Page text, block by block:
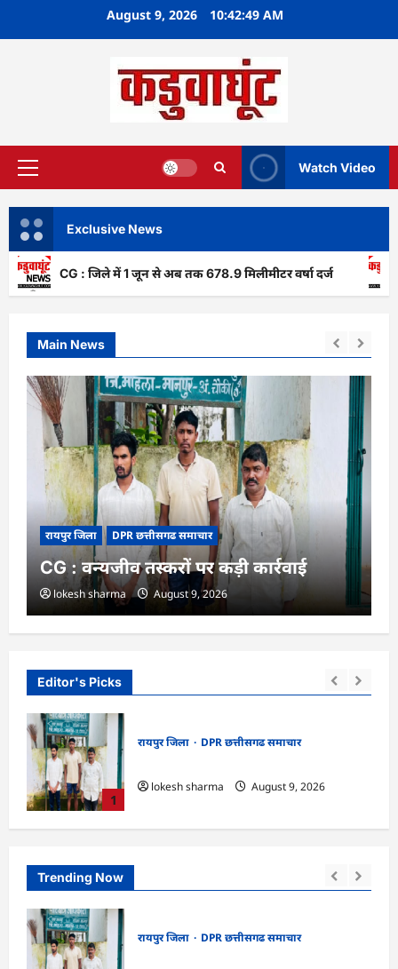
August 9, 2026 10:42:51 AM
Primary
Watch Video
Exclusive News
CG : जिले में 1 जून से अब तक 678.9 मिलीमीटर वर्षा दर्ज CG :
Editor's Picks
1
रायपुर जिला
DPR छत्तीसगढ समाचार
lokesh sharma
August 9, 2026
Main News
रायपुर जिला DPR छत्तीसगढ समाचार
CG : वन्यजीव तस्करों पर कड़ी कार्रवाई
lokesh sharma August 9, 2026
Trending Now
CG : जिले में 1 जून से अब तक 678.9 मिलीमीटर